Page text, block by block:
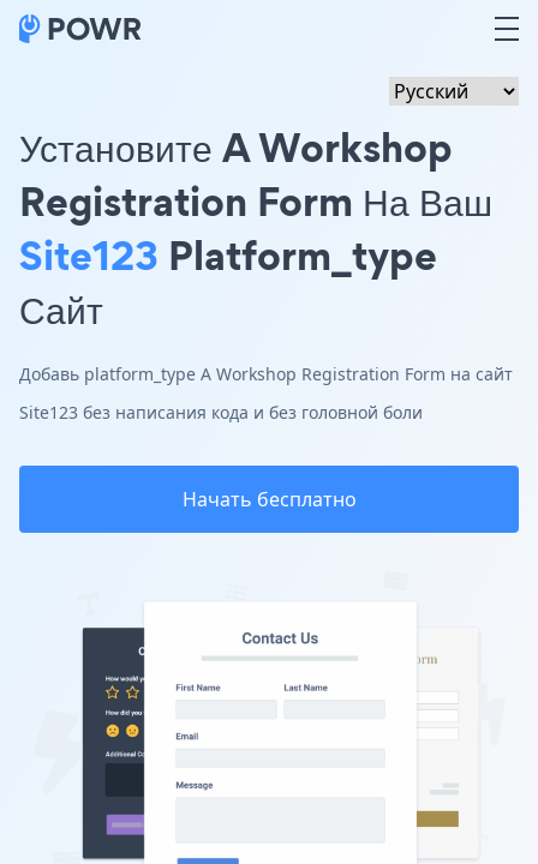
Установите A Workshop
Registration Form На Ваш
Site123 Platform_type
Сайт
Добавь platform_type A Workshop Registration Form на сайт
Site123 без написания кода и без головной боли
Начать бесплатно